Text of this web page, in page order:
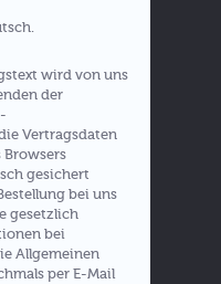
wird von uns
der
Vertragsdaten
gesichert
bei uns
gesetzlich
bei
Allgemeinen
per E-Mail